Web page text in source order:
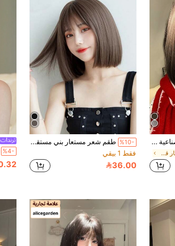
alicegarden باروكة صناعية طويلة 12 بوصة بتصميم مستقيم طبيعي باللون الأسود البني. مصممة مع غرة، هذه القطعة الشعرية الاصطناعية مثالية للاستخدام اليومي للسيدات، وتوفر مظهرًا طبيعيًا وواقعيًا يحاكي هدية للسيدات. (بدون إكسسوارات)
في شعر مستعار قصير باروكات كوسبلاي
%10-
طقم شعر مستعار بني مستقيم قصير 12 بوصة، شعر اصطناعي مقاوم للحرارة للارتداء اليومي الطبيعي
فقط 1 بيقي
36.00
%4-